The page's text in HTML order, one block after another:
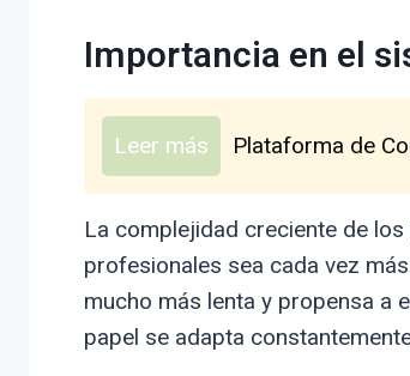
Importancia en el
Leer más Plataforma de
La complejidad creciente de
profesionales sea cada vez
mucho más lenta y propensa a
papel se adapta